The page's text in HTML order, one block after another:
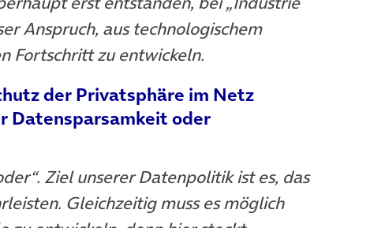
Anspruch, aus technologischem
Fortschritt zu entwickeln.
der Privatsphäre im Netz
Datensparsamkeit oder
Ziel unserer Datenpolitik ist es, das
Gleichzeitig muss es möglich